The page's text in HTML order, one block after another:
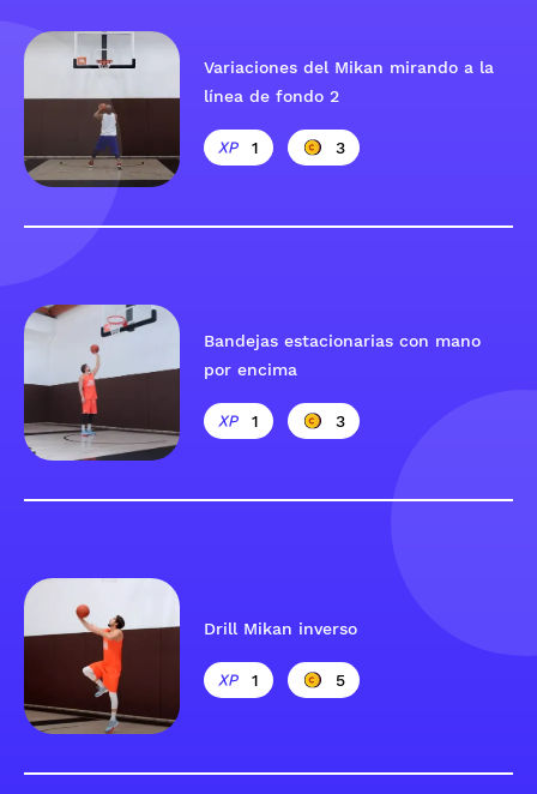
Variaciones del Mikan mirando a la
línea de fondo 2
1 3
Bandejas estacionarias con mano
por encima
1 3
Drill Mikan inverso
1 5